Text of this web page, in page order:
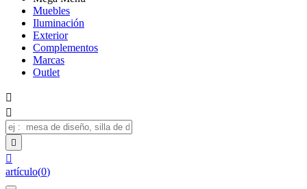
Muebles
Iluminación
Exterior
Complementos
Marcas
Outlet




artículo(0)